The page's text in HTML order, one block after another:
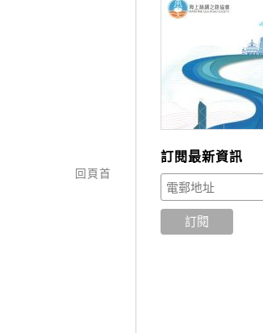
回頁首
訂閱最新資訊